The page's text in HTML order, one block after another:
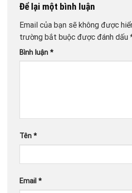
Để lại một bình luận
Email của bạn sẽ không được
trường bắt buộc được đánh dấu
Bình luận *
Tên *
Email *